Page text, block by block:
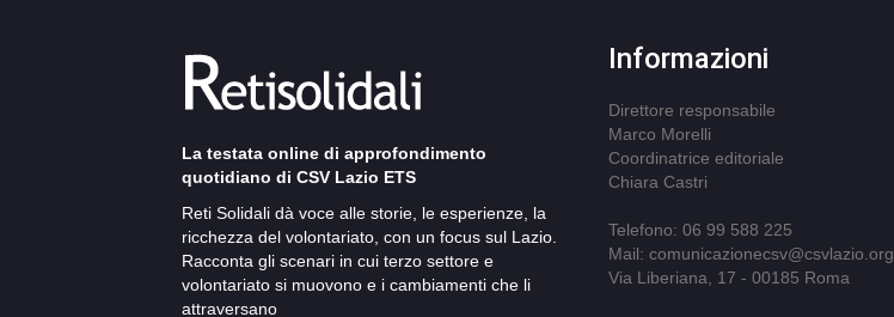
La testata online di approfondimento
quotidiano di CSV Lazio ETS
Reti Solidali dà voce alle storie, le esperienze, la
ricchezza del volontariato, con un focus sul Lazio.
Racconta gli scenari in cui terzo settore e
volontariato si muovono e i cambiamenti che li
attraversano
Informazioni
Direttore responsabile
Marco Morelli
Coordinatrice editoriale
Chiara Castri
Telefono: 06 99 588 225
Mail: comunicazionecsv@csvlazio.org
Via Liberiana, 17 - 00185 Roma